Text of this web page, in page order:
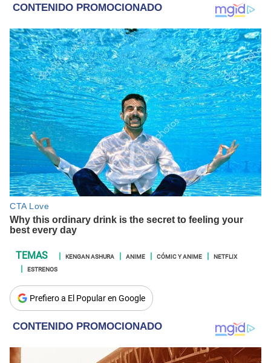
KENGAN ASHURA ANIME CÓMIC Y ANIME
NETFLIX
ESTRENOS
Prefiero a El Popular en Google